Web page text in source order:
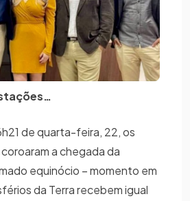
de quarta-feira, 22, os
a chegada da
equinócio – momento em
da Terra recebem igual